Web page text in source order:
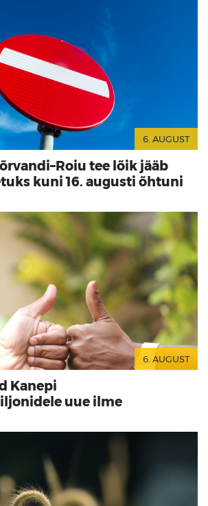
6. AUGUST
tee lõik jääb
kuni 16. augusti õhtuni
6. AUGUST
Kanepi
uue ilme